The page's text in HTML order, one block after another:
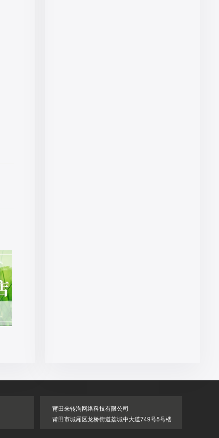
莆田来转淘网络科技有限公司
莆田市城厢区龙桥街道荔城中大道749号5号楼